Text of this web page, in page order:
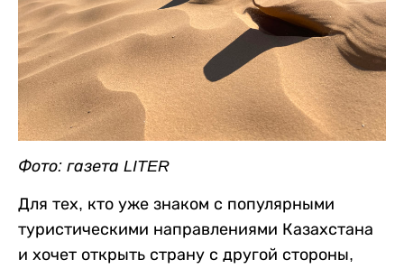
Фото: газета LITER
Для тех, кто уже знаком с популярными
туристическими направлениями Казахстана
и хочет открыть страну с другой стороны,